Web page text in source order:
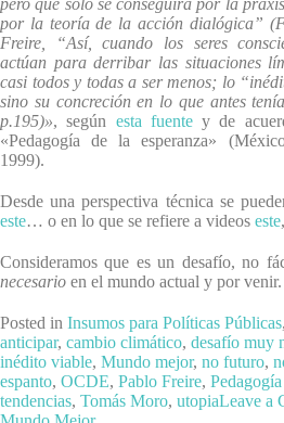
pero que sólo se conseguirá por la
por la teoría de la acción dialógica”
Freire, “Así, cuando los seres
actúan para derribar las situaciones
casi todos y todas a ser menos; lo
sino su concreción en lo que antes
p.195)», según esta fuentey de
«Pedagogía de la esperanza»
1999).
Desde una perspectiva técnica se
este… o en lo que se refiere a videos este,
Consideramos que es un desafío, no
necesario en el mundo actual y por venir.
Posted in Insumos para Políticas Públicas,
anticipar, cambio climático, desafío muy
inédito viable, Mundo mejor, no futuro,
espanto, OCDE, Pablo Freire,
tendencias, Tomás Moro, utopiaLeave a